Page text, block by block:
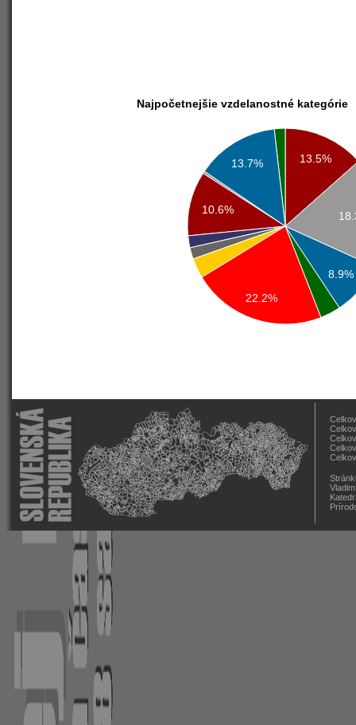
Najpočetnejšie vzdelanostné kategórie
13.5%
8.9%
13.7%
10.6%
22.2%